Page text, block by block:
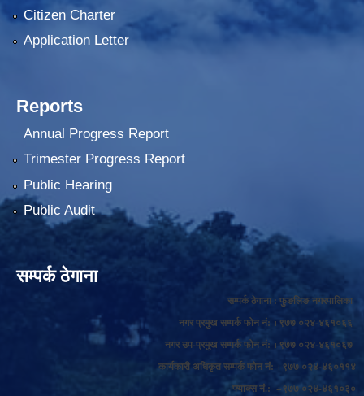
Citizen Charter
Application Letter
Reports
Annual Progress Report
Trimester Progress Report
Public Hearing
Public Audit
सम्पर्क ठेगाना
सम्पर्क ठेगाना : फुङलिङ नगरपालिका
नगर प्रमुख सम्पर्क फोन नं: +९७७ ०२४-४६१०६६
नगर उप-प्रमुख सम्पर्क फोन नं: +९७७ ०२४-४६१०६७
कार्यकारी अधिकृत सम्पर्क फोन नं: +९७७ ०२४-४६०११४
फ्याक्स नं.: +९७७ ०२४-४६१०३०